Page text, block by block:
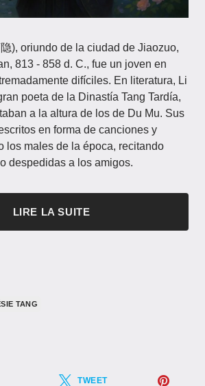
), oriundo de la ciudad de Jiaozuo,
813 - 858 d. C., fue un joven en
difíciles. En literatura, Li
poeta de la Dinastía Tang Tardía,
a la altura de los de Du Mu. Sus
en forma de canciones y
los males de la época, recitando
despedidas a los amigos.
LIRE LA SUITE
TANG
TWEET